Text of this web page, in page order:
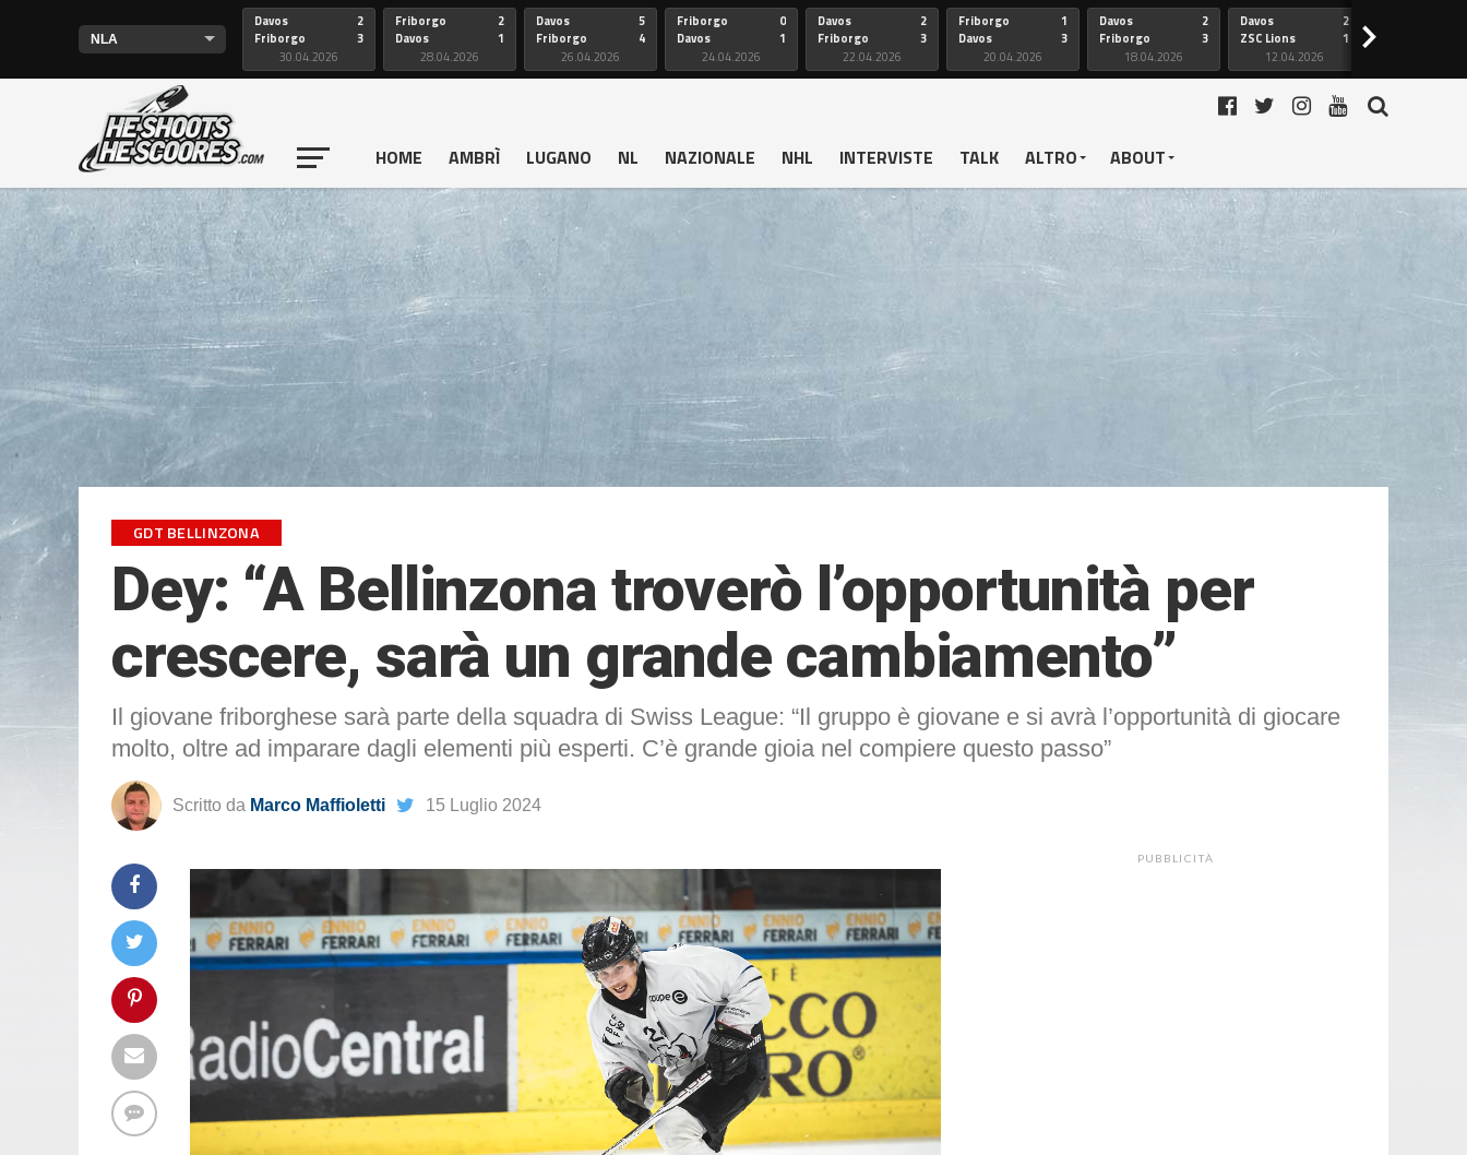
Davos
Friborgo
2
3
30.04.2026
Friborgo
Davos
2
1
28.04.2026
Davos
Friborgo
5
4
26.04.2026
Friborgo
Davos
0
1
24.04.2026
Davos
Friborgo
2
3
22.04.2026
Friborgo
Davos
1
3
20.04.2026
Davos
Friborgo
2
3
18.04.2026
Davos
ZSC Lions
2
1
12.04.2026
>
HOME AMBRÌ LUGANO NL NAZIONALE NHL INTERVISTE TALK ALTRO ABOUT
GDT BELLINZONA
Dey: “A Bellinzona troverò l’opportunità per
crescere, sarà un grande cambiamento”
Il giovane friborghese sarà parte della squadra di Swiss League: “Il gruppo è giovane e si avrà l’opportunità di giocare
molto, oltre ad imparare dagli elementi più esperti. C’è grande gioia nel compiere questo passo”
Scritto da Marco Maffioletti 15 Luglio 2024
PUBBLICITÀ